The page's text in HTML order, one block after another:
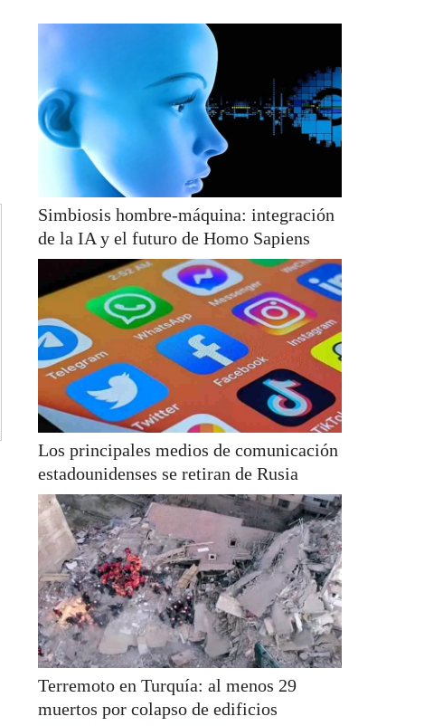
Simbiosis hombre-máquina: integración
de la IA y el futuro de Homo Sapiens
Los principales medios de comunicación
estadounidenses se retiran de Rusia
Terremoto en Turquía: al menos 29
muertos por colapso de edificios